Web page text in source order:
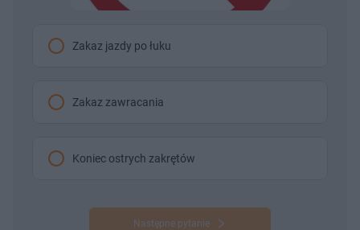
Zakaz jazdy po łuku
Zakaz zawracania
Koniec ostrych zakrętów
Następne pytanie